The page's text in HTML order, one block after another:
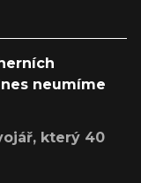
neumíme
který 40